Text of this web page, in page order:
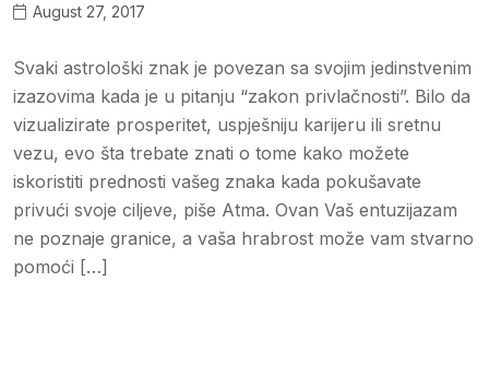
August 27, 2017
Svaki astrološki znak je povezan sa svojim jedinstvenim
izazovima kada je u pitanju “zakon privlačnosti”. Bilo da
vizualizirate prosperitet, uspješniju karijeru ili sretnu
vezu, evo šta trebate znati o tome kako možete
iskoristiti prednosti vašeg znaka kada pokušavate
privući svoje ciljeve, piše Atma. Ovan Vaš entuzijazam
ne poznaje granice, a vaša hrabrost može vam stvarno
pomoći […]